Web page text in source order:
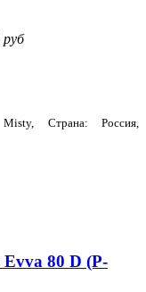
руб
Страна: Россия,
80 D (Р-